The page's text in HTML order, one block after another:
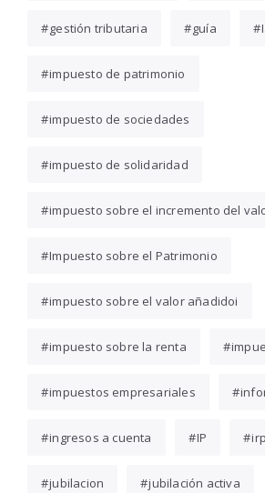
gestión tributaria guía
impuesto de patrimonio
impuesto de sociedades
impuesto de solidaridad
impuesto sobre el incremento del
Impuesto sobre el Patrimonio
impuesto sobre el valor añadidoi
impuesto sobre la renta
impuestos empresariales
ingresos a cuenta IP
jubilacion jubilación activa